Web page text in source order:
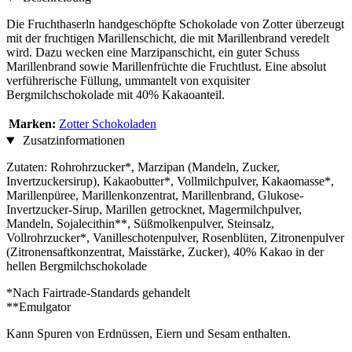
Die Fruchthaserln handgeschöpfte Schokolade von Zotter überzeugt
mit der fruchtigen Marillenschicht, die mit Marillenbrand veredelt
wird. Dazu wecken eine Marzipanschicht, ein guter Schuss
Marillenbrand sowie Marillenfrüchte die Fruchtlust. Eine absolut
verführerische Füllung, ummantelt von exquisiter
Bergmilchschokolade mit 40% Kakaoanteil.
Marken: Zotter Schokoladen
Zusatzinformationen
Zutaten: Rohrohrzucker*, Marzipan (Mandeln, Zucker,
Invertzuckersirup), Kakaobutter*, Vollmilchpulver, Kakaomasse*,
Marillenpüree, Marillenkonzentrat, Marillenbrand, Glukose-
Invertzucker-Sirup, Marillen getrocknet, Magermilchpulver,
Mandeln, Sojalecithin**, Süßmolkenpulver, Steinsalz,
Vollrohrzucker*, Vanilleschotenpulver, Rosenblüten, Zitronenpulver
(Zitronensaftkonzentrat, Maisstärke, Zucker), 40% Kakao in der
hellen Bergmilchschokolade
*Nach Fairtrade-Standards gehandelt
**Emulgator
Kann Spuren von Erdnüssen, Eiern und Sesam enthalten.